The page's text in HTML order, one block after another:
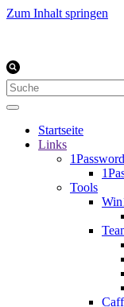
Zum Inhalt springen
Suchen
nach …
Startseite
Links
Tools